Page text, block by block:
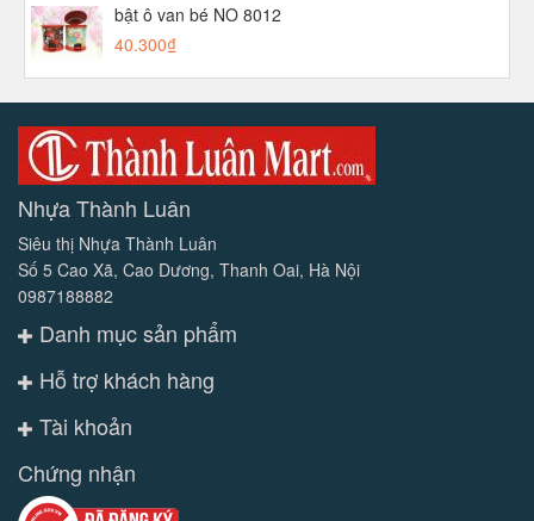
bật ô van bé NO 8012
40.300₫
Nhựa Thành Luân
Siêu thị Nhựa Thành Luân
Số 5 Cao Xã, Cao Dương, Thanh Oai, Hà Nội
0987188882
Danh mục sản phẩm
Hỗ trợ khách hàng
Tài khoản
Chứng nhận